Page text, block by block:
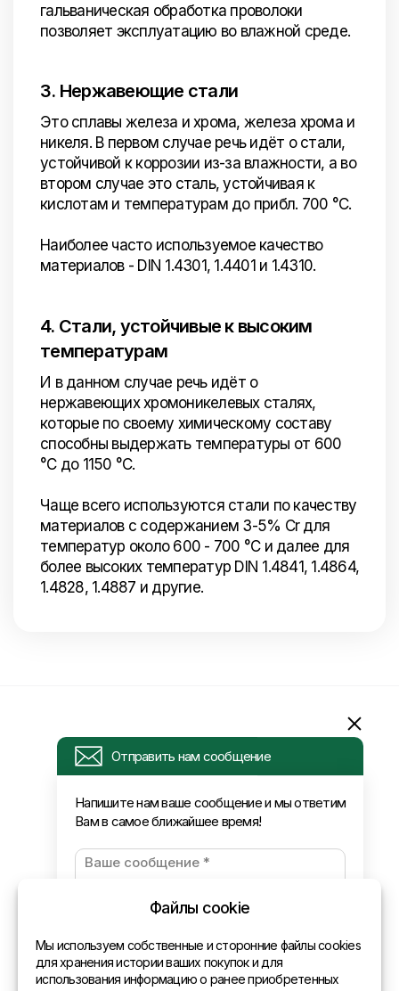
гальваническая обработка проволоки
позволяет эксплуатацию во влажной среде.
3. Нержавеющие стали
Это сплавы железа и хрома, железа хрома и
никеля. В первом случае речь идёт о стали,
устойчивой к коррозии из-за влажности, а во
втором случае это сталь, устойчивая к
кислотам и температурам до прибл. 700 °C.
Наиболее часто используемое качество
материалов - DIN 1.4301, 1.4401 и 1.4310.
4. Стали, устойчивые к высоким
температурам
И в данном случае речь идёт о
нержавеющих хромоникелевых сталях,
которые по своему химическому составу
способны выдержать температуры от 600
°C до 1150 °C.
Чаще всего используются стали по качеству
материалов с содержанием 3-5% Cr для
температур около 600 - 700 °C и далее для
более высоких температур DIN 1.4841, 1.4864,
1.4828, 1.4887 и другие.
Отправить нам сообщение
Напишите нам ваше сообщение и мы ответим
Вам в самое ближайшее время!
Информация
Новости
Оплата и доставка
Политика конфиденциальности
Контакты
Общая информация
Файлы cookie
Мы используем собственные и сторонние файлы cookies
для хранения истории ваших покупок и для
использования информацию о ранее приобретенных